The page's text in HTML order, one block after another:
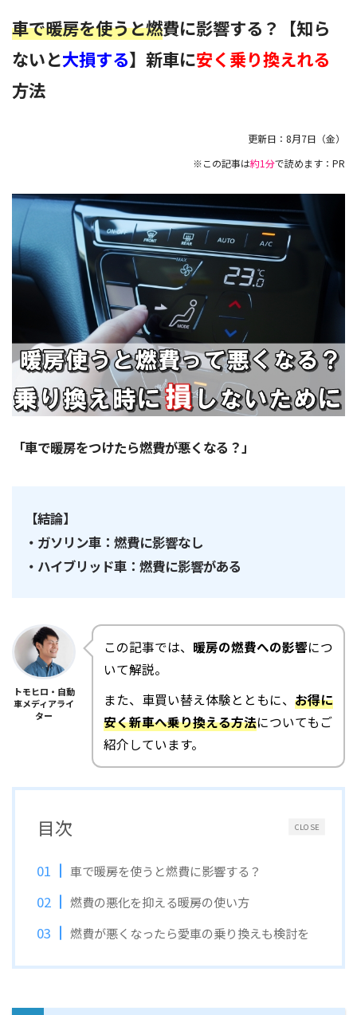
車で暖房を使うと燃費に影響する？【知ら
ないと大損する】新車に安く乗り換えれる
方法
更新日： 8月7日（金）
※この記事は約1分で読めます：PR
「車で暖房をつけたら燃費が悪くなる？」
【結論】
・ガソリン車：燃費に影響なし
・ハイブリッド車：燃費に影響がある
トモヒロ・自動
車メディアライ
ター
この記事では、 暖房の燃費への影響につ
いて解説。
また、車買い替え体験とともに、 お得に
安く新車へ乗り換える方法についてもご
紹介しています。
CLOSE
目次
車で暖房を使うと燃費に影響する？
燃費の悪化を抑える暖房の使い方
燃費が悪くなったら愛車の乗り換えも検討を